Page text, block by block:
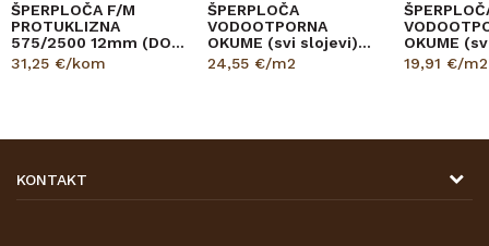
ŠPERPLOČA F/M
PROTUKLIZNA
575/2500 12mm (DO
ISTEKA ZALIHE)
31,25 €/kom
ŠPERPLOČA
VODOOTPORNA
OKUME (svi slojevi)
1530/3100
24,55 €/m2
OKUME
1250/2500
19,91 €/m2
KONTAKT